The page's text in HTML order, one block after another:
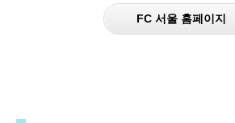
FC 서울 홈페이지